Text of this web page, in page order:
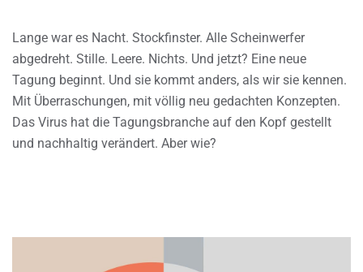
Lange war es Nacht. Stockfinster. Alle Scheinwerfer
abgedreht. Stille. Leere. Nichts. Und jetzt? Eine neue
Tagung beginnt. Und sie kommt anders, als wir sie kennen.
Mit Überraschungen, mit völlig neu gedachten Konzepten.
Das Virus hat die Tagungsbranche auf den Kopf gestellt
und nachhaltig verändert. Aber wie?